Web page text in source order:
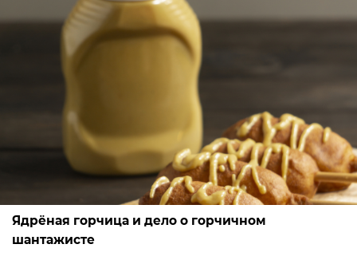
Ядрёная горчица и дело о горчичном
шантажисте